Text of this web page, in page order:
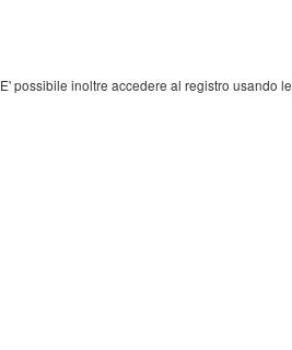
E' possibile inoltre accedere al registro usando le